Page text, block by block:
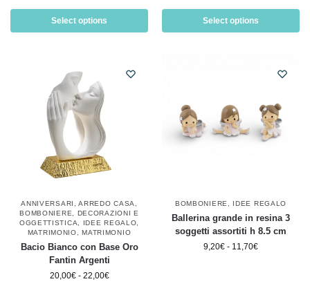
Select options Select options
ANNIVERSARI ,ARREDO CASA
BOMBONIERE
DECORAZIONI E
OGGETTISTICA
IDEE REGALO
MATRIMONIO ,MATRIMONIO
Bacio Bianco con Base Oro
Fantin Argenti
20,00€ - 22,00€
BOMBONIERE IDEE REGALO
Ballerina grande in resina 3
soggetti assortiti h 8.5 cm
9,20€ - 11,70€